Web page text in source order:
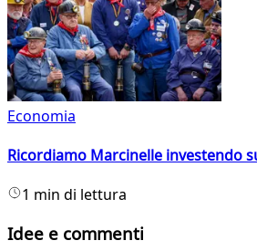
Economia
Ricordiamo Marcinelle investendo
1 min di lettura
Idee e commenti